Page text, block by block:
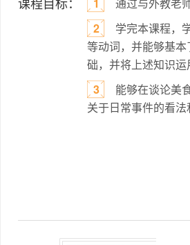
2
学完本课程，
等动词，并能够基
础，并将上述知识
3
能够在谈论美
关于日常事件的看法